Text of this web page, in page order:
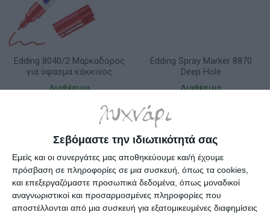
Σεβόμαστε την ιδιωτικότητά σας
Εμείς και οι συνεργάτες μας αποθηκεύουμε και/ή έχουμε
πρόσβαση σε πληροφορίες σε μια συσκευή, όπως τα cookies,
και επεξεργαζόμαστε προσωπικά δεδομένα, όπως μοναδικοί
αναγνωριστικοί και προσαρμοσμένες πληροφορίες που
αποστέλλονται από μια συσκευή για εξατομικευμένες διαφημίσεις
Edding 8040/2 Μαρκαδόρος
για ύφασμα κόκκινος
1.0mm
Διαθέσιμο
Edding Spray Marker 8870
Deep Hole
Διαθέσιμο